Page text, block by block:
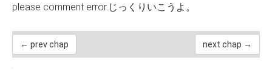
please comment error.じっくりいこうよ。
← prev chap next chap →